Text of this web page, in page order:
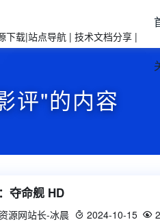
评"的内容
夺命舰 HD
源网站长-冰晨  2024-10-15 